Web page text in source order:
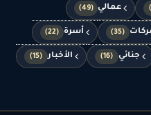
عمالي (49)
(35) أسرة (22)
جنائي (16) الأخبار (15)